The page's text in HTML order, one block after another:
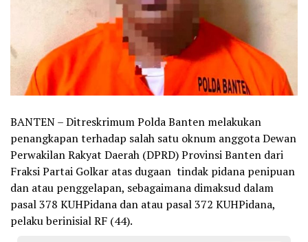
BANTEN – Ditreskrimum Polda Banten melakukan
penangkapan terhadap salah satu oknum anggota Dewan
Perwakilan Rakyat Daerah (DPRD) Provinsi Banten dari
Fraksi Partai Golkar atas dugaan tindak pidana penipuan
dan atau penggelapan, sebagaimana dimaksud dalam
pasal 378 KUHPidana dan atau pasal 372 KUHPidana,
pelaku berinisial RF (44).